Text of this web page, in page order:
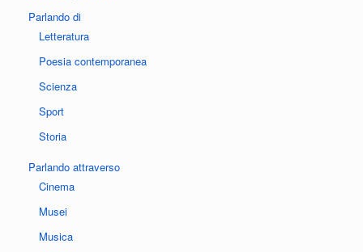
Parlando di
Letteratura
Poesia contemporanea
Scienza
Sport
Storia
Parlando attraverso
Cinema
Musei
Musica